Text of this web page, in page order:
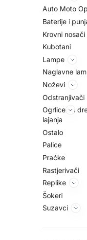
Auto Moto
Baterije i
Krovni
Kubotani
Lampe
Naglavne
Noževi
Odstranjivači
Ogrlice za
lajanja
Ostalo
Palice
Praćke
Rastjerivači
Replike
Šokeri
Suzavci